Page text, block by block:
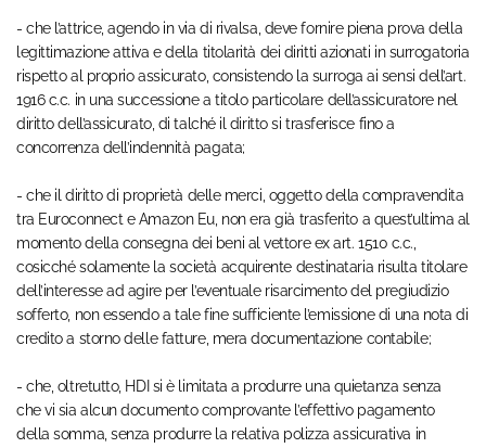
- che l’attrice, agendo in via di rivalsa, deve fornire piena prova della
legittimazione attiva e della titolarità dei diritti azionati in surrogatoria
rispetto al proprio assicurato, consistendo la surroga ai sensi dell’art.
1916 c.c. in una successione a titolo particolare dell’assicuratore nel
diritto dell’assicurato, di talché il diritto si trasferisce fino a
concorrenza dell’indennità pagata;
- che il diritto di proprietà delle merci, oggetto della compravendita
tra Euroconnect e Amazon Eu, non era già trasferito a quest’ultima al
momento della consegna dei beni al vettore ex art. 1510 c.c.,
cosicché solamente la società acquirente destinataria risulta titolare
dell’interesse ad agire per l’eventuale risarcimento del pregiudizio
sofferto, non essendo a tale fine sufficiente l’emissione di una nota di
credito a storno delle fatture, mera documentazione contabile;
- che, oltretutto, HDI si è limitata a produrre una quietanza senza
che vi sia alcun documento comprovante l’effettivo pagamento
della somma, senza produrre la relativa polizza assicurativa in